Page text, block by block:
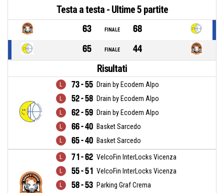
Testa a testa - Ultime 5 partite
63 FINALE
68
65
FINALE 44
Risultati
73 - 55 Drain by Ecodem Alpo
52 - 58 Drain by Ecodem Alpo
62 - 59 Drain by Ecodem Alpo
66 - 40 Basket Sarcedo
65 - 40 Basket Sarcedo
71 - 62 VelcoFin InterLocks Vicenza
55 - 51 VelcoFin InterLocks Vicenza
58 - 53 Parking Graf Crema